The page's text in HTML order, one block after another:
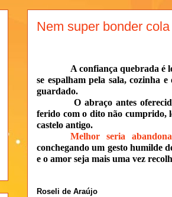
Nem super bonder cola
A confiança quebrada é
se espalham pela sala, cozinha
guardado.
O abraço antes
ferido com o dito não cumprido,
castelo antigo.
Melhor seria
conchegando um gesto humilde
e o amor seja mais uma vez
Roseli de Araújo